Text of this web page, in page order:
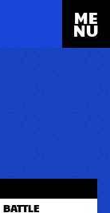
ME
NU
BATTLE